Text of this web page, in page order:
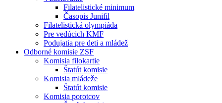
Filatelistické minimum
Časopis Junifil
Filatelistická olympiáda
Pre vedúcich KMF
Podujatia pre deti a mládež
Odborné komisie ZSF
Komisia filokartie
Štatút komisie
Komisia mládeže
Štatút komisie
Komisia porotcov